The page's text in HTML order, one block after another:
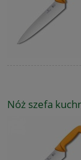
Nóż szefa